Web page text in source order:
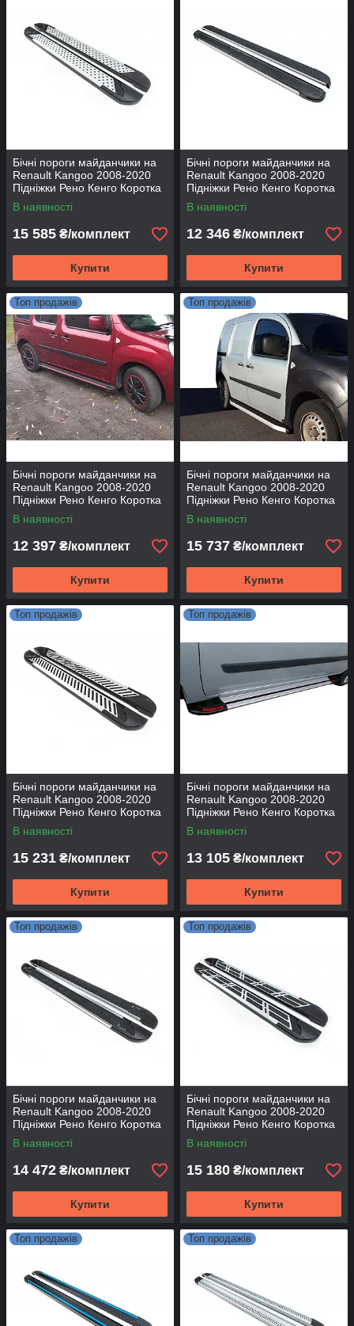
Бічні пороги майданчики на
Renault Kangoo 2008-2020
Підніжки Рено Кенго Коротка
база Allmond Grey
В наявності
15 585 ₴/комплект
Купити
Бічні пороги майданчики на
Renault Kangoo 2008-2020
Підніжки Рено Кенго Коротка
база Maya V1
В наявності
12 346 ₴/комплект
Купити
Топ продажів
Бічні пороги майданчики на
Renault Kangoo 2008-2020
Підніжки Рено Кенго Коротка
база Maya Red
В наявності
12 397 ₴/комплект
Купити
Топ продажів
Бічні пороги майданчики на
Renault Kangoo 2008-2020
Підніжки Рено Кенго Коротка
база Fullmond
В наявності
15 737 ₴/комплект
Купити
Топ продажів
Бічні пороги майданчики на
Renault Kangoo 2008-2020
Підніжки Рено Кенго Коротка
база Line
В наявності
15 231 ₴/комплект
Купити
Топ продажів
Бічні пороги майданчики на
Renault Kangoo 2008-2020
Підніжки Рено Кенго Коротка
база Rainbow
В наявності
13 105 ₴/комплект
Купити
Топ продажів
Бічні пороги майданчики на
Renault Kangoo 2008-2020
Підніжки Рено Кенго Коротка
база RedLine V1
В наявності
14 472 ₴/комплект
Купити
Топ продажів
Бічні пороги майданчики на
Renault Kangoo 2008-2020
Підніжки Рено Кенго Коротка
база Sunrise
В наявності
15 180 ₴/комплект
Купити
Топ продажів Топ продажів